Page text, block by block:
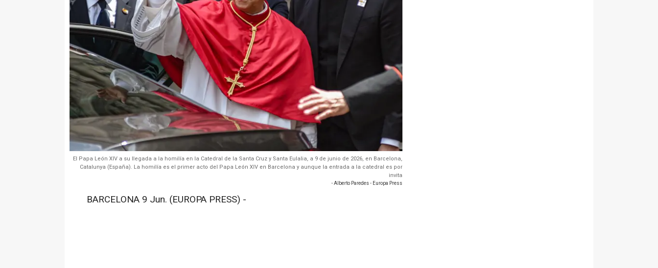
El Papa León XIV a su llegada a la homilía en la Catedral de la Santa Cruz y Santa Eulalia, a 9 de junio de 2026, en Barcelona,
Catalunya (España). La homilía es el primer acto del Papa León XIV en Barcelona y aunque la entrada a la catedral es por
invita
- Alberto Paredes - Europa Press
BARCELONA 9 Jun. (EUROPA PRESS) -